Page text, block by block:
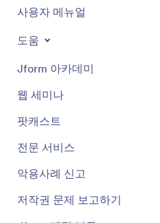
사용자 메뉴얼
도움
Jform 아카데미
웹 세미나
팟캐스트
전문 서비스
악용사례 신고
저작권 문제 보고하기